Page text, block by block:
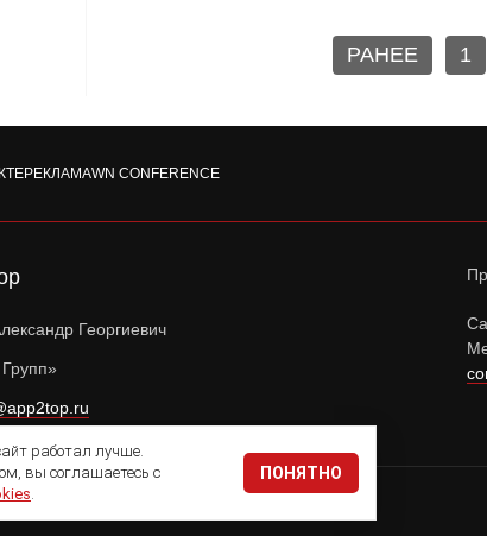
РАНЕЕ 1
РЕКЛАМАWN CONFERENCE
Георгиевич
работал лучше.
вы соглашаетесь с
.
ПОНЯТНО